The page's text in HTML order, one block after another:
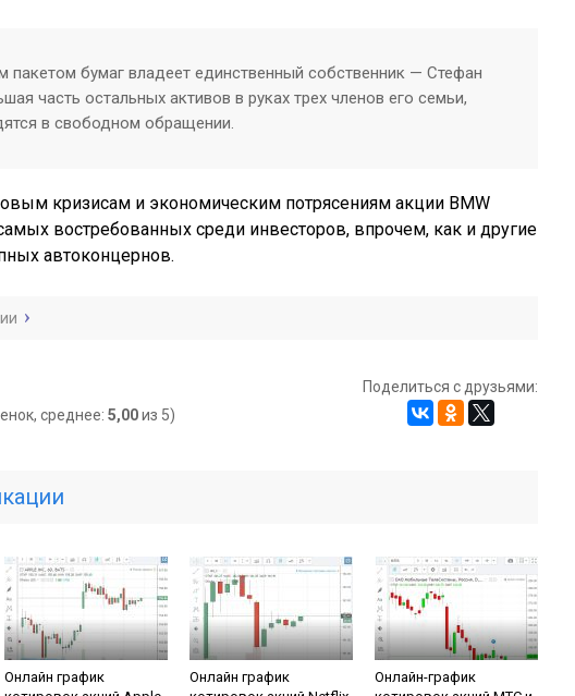
пакетом бумаг владеет единственный собственник — Стефан
часть остальных активов в руках трех членов его семьи,
в свободном обращении.
кризисам и экономическим потрясениям акции BMW
востребованных среди инвесторов, впрочем, как и другие
автоконцернов.
среднее: 5,00из 5)
Поделиться с друзьями:
Онлайн график
Онлайн график
Онлайн-график